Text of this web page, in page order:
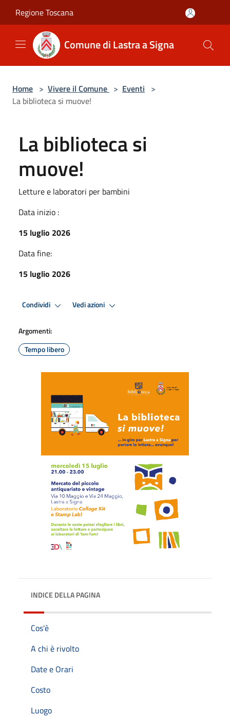
Regione Toscana
Comune di Lastra a Signa
Home > Vivere il Comune > Eventi >
La biblioteca si muove!
La biblioteca si
muove!
Letture e laboratori per bambini
Data inizio :
15 luglio 2026
Data fine:
15 luglio 2026
Condividi Vedi azioni
Argomenti:
Tempo libero
INDICE DELLA PAGINA
Cos'è
A chi è rivolto
Date e Orari
Costo
Luogo